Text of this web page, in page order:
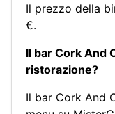
Il prezzo della
€.
Il bar Cork And
ristorazione?
Il bar Cork And